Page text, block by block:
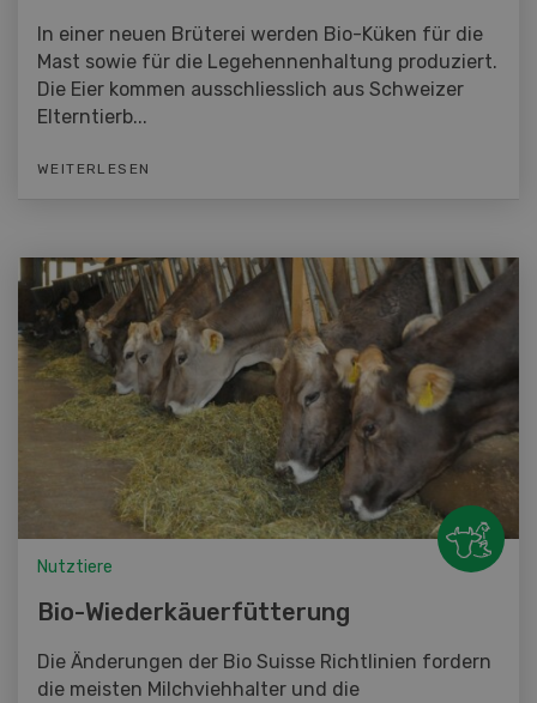
In einer neuen Brüterei werden Bio-Küken für die
Mast sowie für die Legehennenhaltung produziert.
Die Eier kommen ausschliesslich aus Schweizer
Elterntierb...
WEITERLESEN
Nutztiere
Bio-Wiederkäuerfütterung
Die Änderungen der Bio Suisse Richtlinien fordern
die meisten Milchviehhalter und die